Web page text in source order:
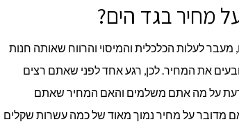
מחיר בגד הים?
לעלות הכלכלית והמיסוי והרווח שאותה חנות
את המחיר. לכן, רגע אחד לפני שאתם רצים
על מה אתם משלמים והאם המחיר שאתם
מדובר על מחיר נמוך מאוד של כמה עשרות שקלים